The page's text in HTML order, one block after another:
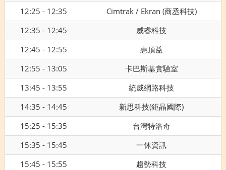
12:25 - 12:35
Cimtrak / Ekran (商丞科技)
12:35 - 12:45
威睿科技
12:45 - 12:55
惠頂益
12:55 - 13:05
卡巴斯基實驗室
13:45 - 13:55
統威網路科技
14:35 - 14:45
新思科技(鉅晶國際)
15:25 - 15:35
台灣特洛奇
15:35 - 15:45
一休資訊
15:45 - 15:55
趨勢科技